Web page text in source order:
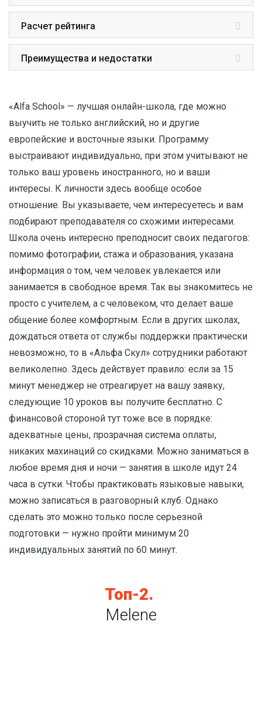
Расчет рейтинга
Преимущества и недостатки
«Alfa School» — лучшая онлайн-школа, где можно
выучить не только английский, но и другие
европейские и восточные языки. Программу
выстраивают индивидуально, при этом учитывают не
только ваш уровень иностранного, но и ваши
интересы. К личности здесь вообще особое
отношение. Вы указываете, чем интересуетесь и вам
подбирают преподавателя со схожими интересами.
Школа очень интересно преподносит своих педагогов:
помимо фотографии, стажа и образования, указана
информация о том, чем человек увлекается или
занимается в свободное время. Так вы знакомитесь не
просто с учителем, а с человеком, что делает ваше
общение более комфортным. Если в других школах,
дождаться ответа от службы поддержки практически
невозможно, то в «Альфа Скул» сотрудники работают
великолепно. Здесь действует правило: если за 15
минут менеджер не отреагирует на вашу заявку,
следующие 10 уроков вы получите бесплатно. С
финансовой стороной тут тоже все в порядке:
адекватные цены, прозрачная система оплаты,
никаких махинаций со скидками. Можно заниматься в
любое время дня и ночи — занятия в школе идут 24
часа в сутки. Чтобы практиковать языковые навыки,
можно записаться в разговорный клуб. Однако
сделать это можно только после серьезной
подготовки — нужно пройти минимум 20
индивидуальных занятий по 60 минут.
Топ-2.
Melene